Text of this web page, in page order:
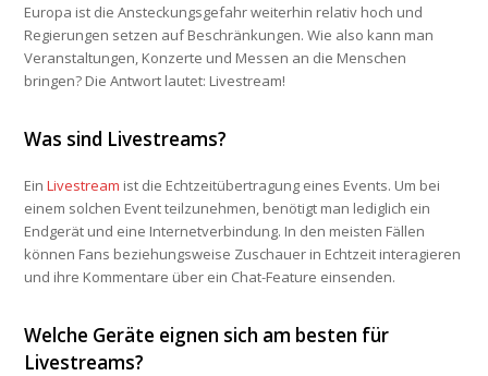
Europa ist die Ansteckungsgefahr weiterhin relativ hoch und
Regierungen setzen auf Beschränkungen. Wie also kann man
Veranstaltungen, Konzerte und Messen an die Menschen
bringen? Die Antwort lautet: Livestream!
Was sind Livestreams?
EinLivestream ist die Echtzeitübertragung eines Events. Um bei
einem solchen Event teilzunehmen, benötigt man lediglich ein
Endgerät und eine Internetverbindung. In den meisten Fällen
können Fans beziehungsweise Zuschauer in Echtzeit interagieren
und ihre Kommentare über ein Chat-Feature einsenden.
Welche Geräte eignen sich am besten für
Livestreams?